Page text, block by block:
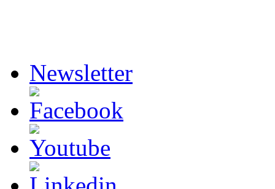
Newsletter